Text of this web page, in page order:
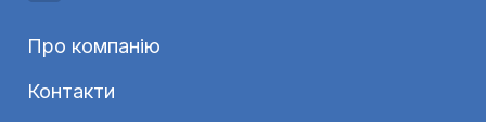
Про компанію
Контакти